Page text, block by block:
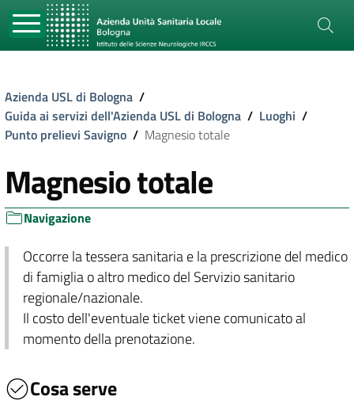
Azienda USL di Bologna /
Guida ai servizi dell'Azienda USL di Bologna / Luoghi /
Punto prelievi Savigno / Magnesio totale
Magnesio totale
Navigazione
Occorre la tessera sanitaria e la prescrizione del medico
di famiglia o altro medico del Servizio sanitario
regionale/nazionale.
Il costo dell'eventuale ticket viene comunicato al
momento della prenotazione.
Cosa serve